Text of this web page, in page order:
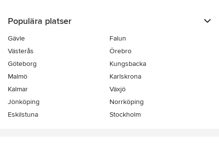
Populära platser
Gävle
Falun
Västerås
Örebro
Göteborg
Kungsbacka
Malmö
Karlskrona
Kalmar
Växjö
Jönköping
Norrköping
Eskilstuna
Stockholm